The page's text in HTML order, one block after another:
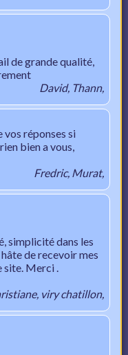
de grande qualité,
David, Thann,
réponses si
bien a vous,
Fredric, Murat,
simplicité dans les
de recevoir mes
site. Merci .
viry chatillon,